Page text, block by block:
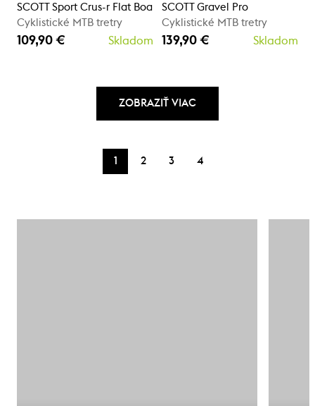
SCOTT Sport Crus-r Flat Boa
Cyklistické MTB tretry
109,90 € Skladom
SCOTT Gravel Pro
Cyklistické MTB tretry
139,90 € Skladom
ZOBRAZIŤ VIAC
1 2 3 4